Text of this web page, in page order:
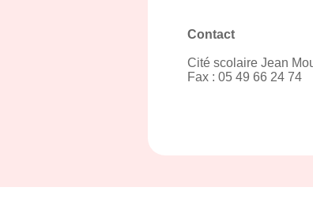
Contact
Cité scolaire Jean
Fax : 05 49 66 24 74